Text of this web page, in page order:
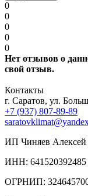
0
0
0
0
0
Нет отзывов о
свой отзыв.
Контакты
г. Саратов, ул.
+7 (937) 807-89-89
ИП Чиняев Алексей
ИНН: 641520392485
ОГРНИП: